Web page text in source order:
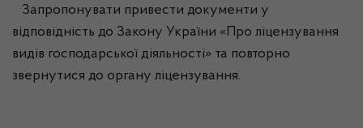
Запропонувати привести документи у
відповідність до Закону України «Про ліцензування
видів господарської діяльності» та повторно
звернутися до органу ліцензування.